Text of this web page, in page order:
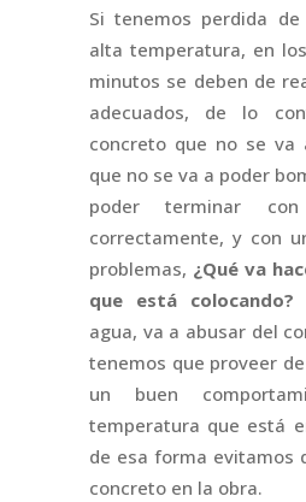
Si tenemos perdida
alta temperatura, en
minutos se deben de
adecuados, de lo
concreto que no se va
que no se va a poder
poder terminar
correctamente, y con
problemas, ¿Qué va
que está colocando?
agua, va a abusar del
tenemos que proveer
un buen
temperatura que está
de esa forma evitamos
concreto en la obra.